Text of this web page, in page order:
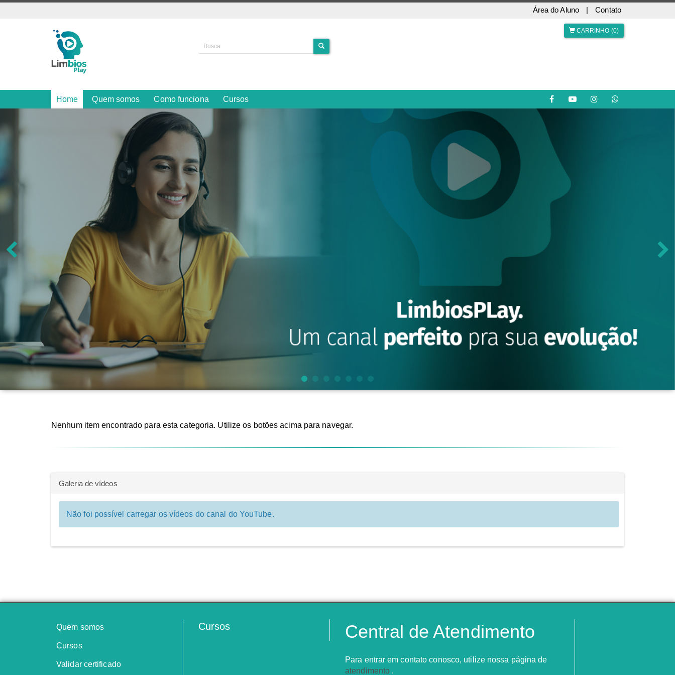
Área do Aluno Contato
CARRINHO (0)
Home Quem somos Como funciona Cursos
Nenhum item encontrado para esta categoria. Utilize os botões acima para navegar.
Galeria de vídeos
Não foi possível carregar os vídeos do canal do YouTube.
Quem somos
Cursos
Validar certificado
Cursos Central de Atendimento
Para entrar em contato conosco, utilize nossa página de
atendimento .